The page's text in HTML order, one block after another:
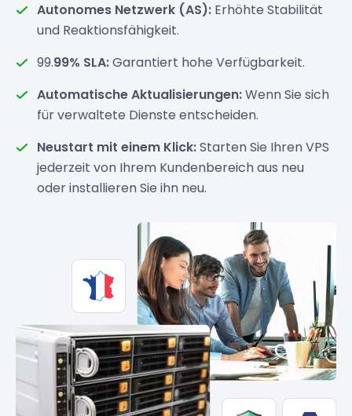
Autonomes Netzwerk (AS): Erhöhte Stabilität
und Reaktionsfähigkeit.
99.99% SLA:Garantiert hohe Verfügbarkeit.
Automatische Aktualisierungen:Wenn Sie sich
für verwaltete Dienste entscheiden.
Neustart mit einem Klick:Starten Sie Ihren VPS
jederzeit von Ihrem Kundenbereich aus neu
oder installieren Sie ihn neu.